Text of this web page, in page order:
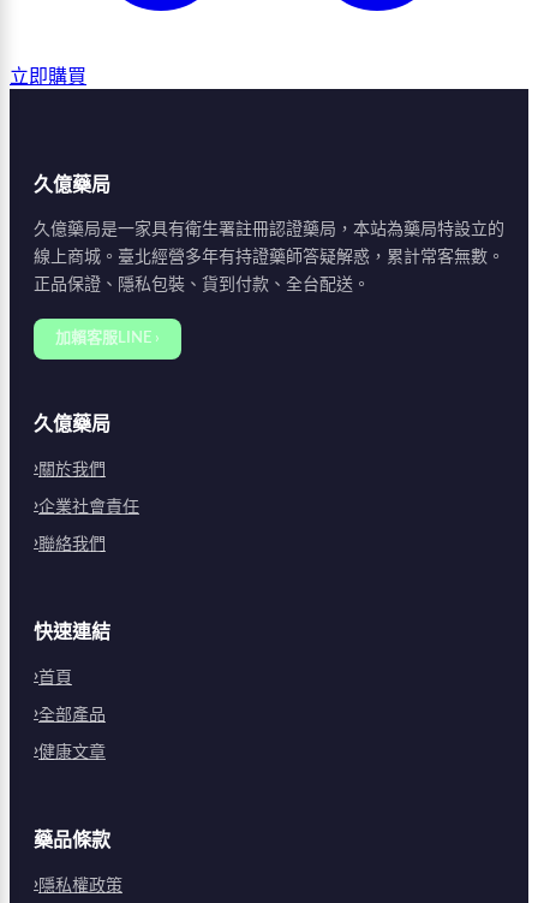
立即購買
久億藥局
久億藥局是一家具有衛生署註冊認證藥局，本站為藥局特設立的
線上商城。臺北經營多年有持證藥師答疑解惑，累計常客無數。
正品保證、隱私包裝、貨到付款、全台配送。
加賴客服LINE ›
久億藥局
關於我們
企業社會責任
聯絡我們
快速連結
首頁
全部產品
健康文章
藥品條款
隱私權政策